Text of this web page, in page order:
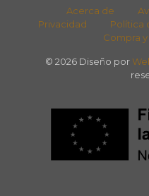
Acerca de
Privacidad
Política
Compra
© 2026 Diseño por